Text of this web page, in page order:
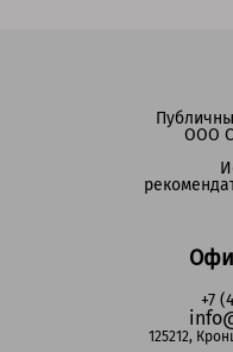
+7
125212,
ООО